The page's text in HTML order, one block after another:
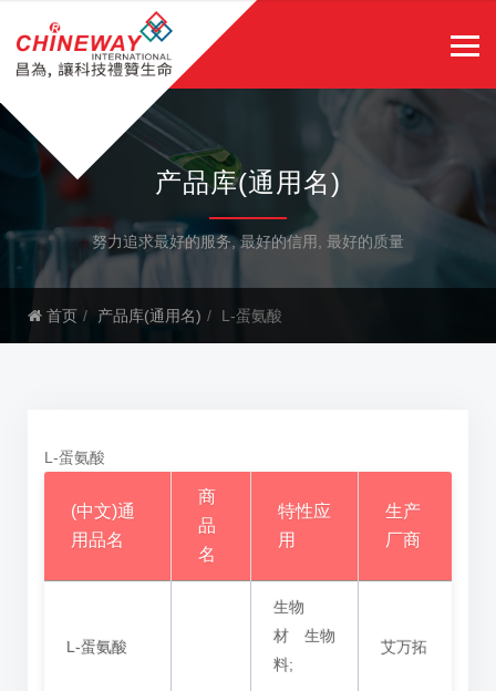
产品库(通用名)
努力追求最好的服务, 最好的信用, 最好的质量
首页 产品库(通用名) L-蛋氨酸
L-蛋氨酸
(中文)通
用品名
商
品
名
特性应
用
生产
厂商
L-蛋氨酸
生物
材
料;
生物
艾万拓